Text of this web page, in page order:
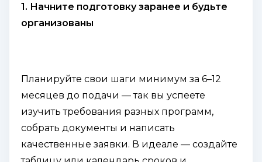
1. Начните подготовку заранее и будьте
организованы
Планируйте свои шаги минимум за 6–12
месяцев до подачи — так вы успеете
изучить требования разных программ,
собрать документы и написать
качественные заявки. В идеале — создайте